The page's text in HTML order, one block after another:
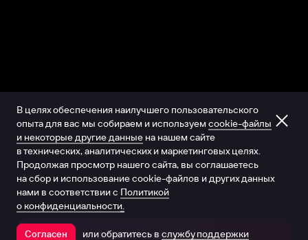
Открыть в приложении
В целях обеспечения наилучшего пользовательского
опыта для вас мы собираем и используем cookie-файлы
и некоторые другие данные на нашем сайте
в технических, аналитических и маркетинговых целях.
Продолжая просмотр нашего сайта, вы соглашаетесь
на сбор и использование cookie-файлов и других данных
нами в соответствии с Политикой
о конфиденциальности.
Согласен или обратитесь в службу поддержки